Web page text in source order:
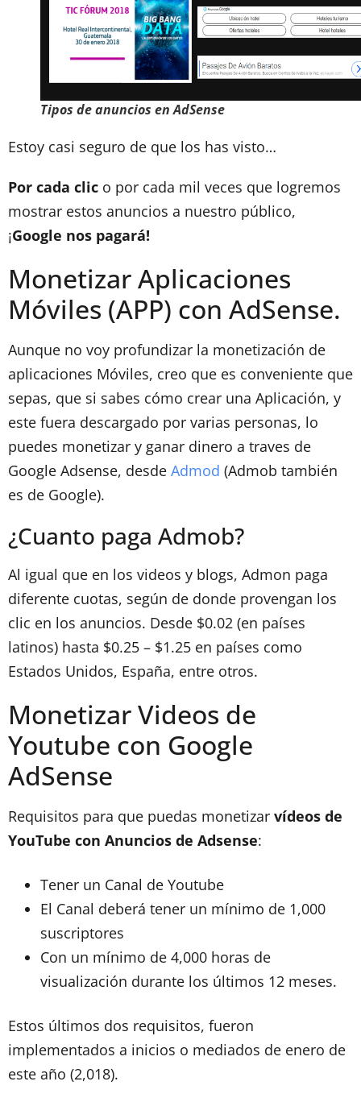
Tipos de anuncios en AdSense
Estoy casi seguro de que los has visto…
Por cada clic o por cada mil veces que logremos
mostrar estos anuncios a nuestro público,
¡Google nos pagará!
Monetizar Aplicaciones
Móviles (APP) con AdSense.
Aunque no voy profundizar la monetización de
aplicaciones Móviles, creo que es conveniente que
sepas, que si sabes cómo crear una Aplicación, y
este fuera descargado por varias personas, lo
puedes monetizar y ganar dinero a traves de
Google Adsense, desde Admod (Admob también
es de Google).
¿Cuanto paga Admob?
Al igual que en los videos y blogs, Admon paga
diferente cuotas, según de donde provengan los
clic en los anuncios. Desde $0.02 (en países
latinos) hasta $0.25 – $1.25 en países como
Estados Unidos, España, entre otros.
Monetizar Videos de
Youtube con Google
AdSense
Requisitos para que puedas monetizar vídeos de
YouTube con Anuncios de Adsense:
Tener un Canal de Youtube
El Canal deberá tener un mínimo de 1,000
suscriptores
Con un mínimo de 4,000 horas de
visualización durante los últimos 12 meses.
Estos últimos dos requisitos, fueron
implementados a inicios o mediados de enero de
este año (2,018).